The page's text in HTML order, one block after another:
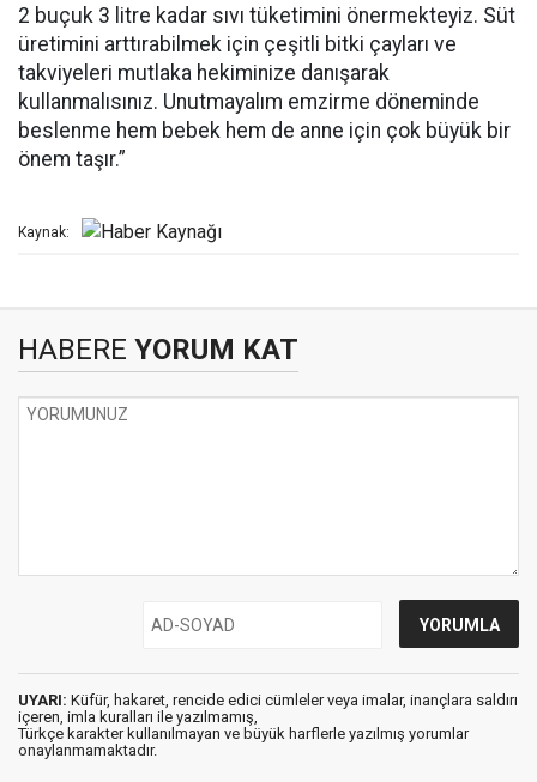
2 buçuk 3 litre kadar sıvı tüketimini önermekteyiz. Süt
üretimini arttırabilmek için çeşitli bitki çayları ve
takviyeleri mutlaka hekiminize danışarak
kullanmalısınız. Unutmayalım emzirme döneminde
beslenme hem bebek hem de anne için çok büyük bir
önem taşır.”
Kaynak:
HABERE YORUM KAT
UYARI: Küfür, hakaret, rencide edici cümleler veya imalar, inançlara saldırı
içeren, imla kuralları ile yazılmamış,
Türkçe karakter kullanılmayan ve büyük harflerle yazılmış yorumlar
onaylanmamaktadır.